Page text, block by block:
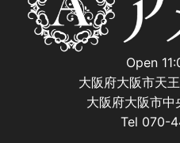
Open
大阪府大阪市天
大阪府大阪市中
Tel 070-